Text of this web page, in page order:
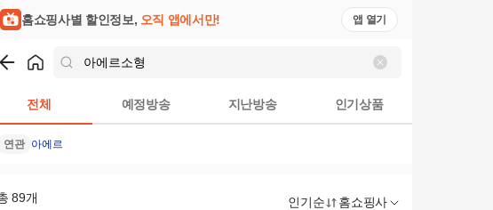
홈쇼핑사별 할인정보, 오직 앱에서만! 앱 열기
전체 예정방송 지난방송 인기상품
연관 아에르
89개 인기순 홈쇼핑사